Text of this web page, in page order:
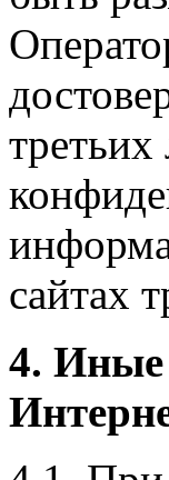
третьих
сайтах
4. Иные